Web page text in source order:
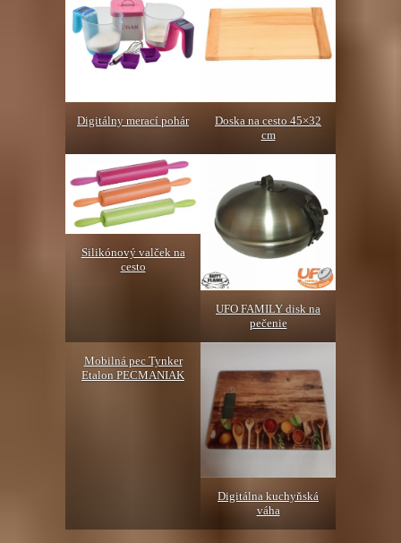
Digitálny merací pohár
Doska na cesto 45×32
cm
Silikónový valček na
cesto
UFO FAMILY disk na
pečenie
Mobilná pec Tynker
Etalon PECMANIAK
Digitálna kuchyňská
váha